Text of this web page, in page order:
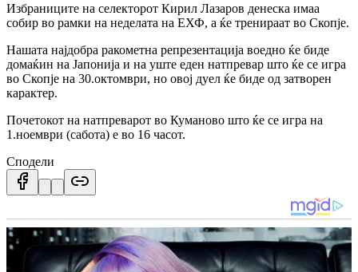
Избраниците на селекторот Кирил Лазаров денеска имаа
собир во рамки на неделата на ЕХФ, а ќе тренираат во Скопје.
Нашата најдобра ракометна репрезентација воедно ќе биде
домаќин на Јапонија и на уште еден натпревар што ќе се игра
во Скопје на 30.октомври, но овој дуел ќе биде од затворен
карактер.
Почетокот на натпреварот во Куманово што ќе се игра на
1.ноември (сабота) е во 16 часот.
Сподели